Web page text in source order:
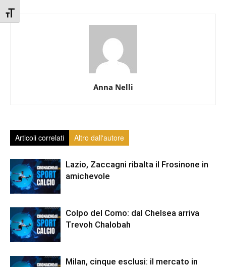
Attiva/disattiva dimensione testo
Anna Nelli
Articoli correlati Altro dall'autore
Lazio, Zaccagni ribalta il Frosinone in
amichevole
Colpo del Como: dal Chelsea arriva
Trevoh Chalobah
Milan, cinque esclusi: il mercato in